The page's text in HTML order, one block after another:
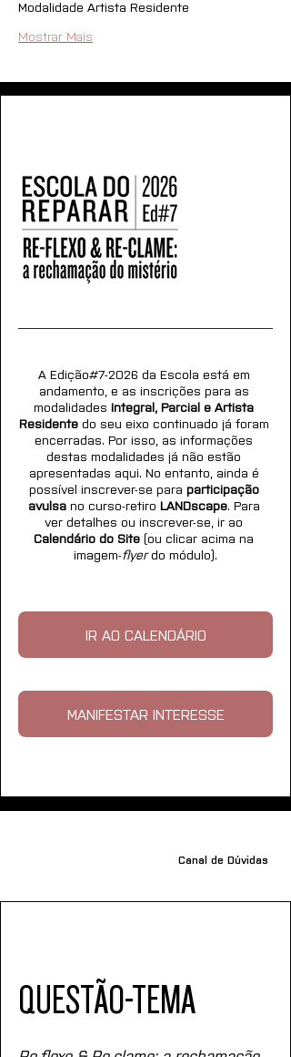
Modalidade Artista Residente
Mostrar Mais
A Edição#7-2026 da Escola está em
andamento, e as inscrições para as
modalidades Integral, Parcial e Artista
Residente do seu eixo continuado já foram
encerradas. Por isso, as informações
destas modalidades já não estão
apresentadas aqui. No entanto, ainda é
possível inscrever-se para participação
avulsa no curso-retiro LANDscape. Para
ver detalhes ou inscrever-se, ir ao
Calendário do Site (ou clicar acima na
imagem-flyer do módulo).
IR AO CALENDÁRIO
MANIFESTAR INTERESSE
Canal de Dúvidas
QUESTÃO-TEMA